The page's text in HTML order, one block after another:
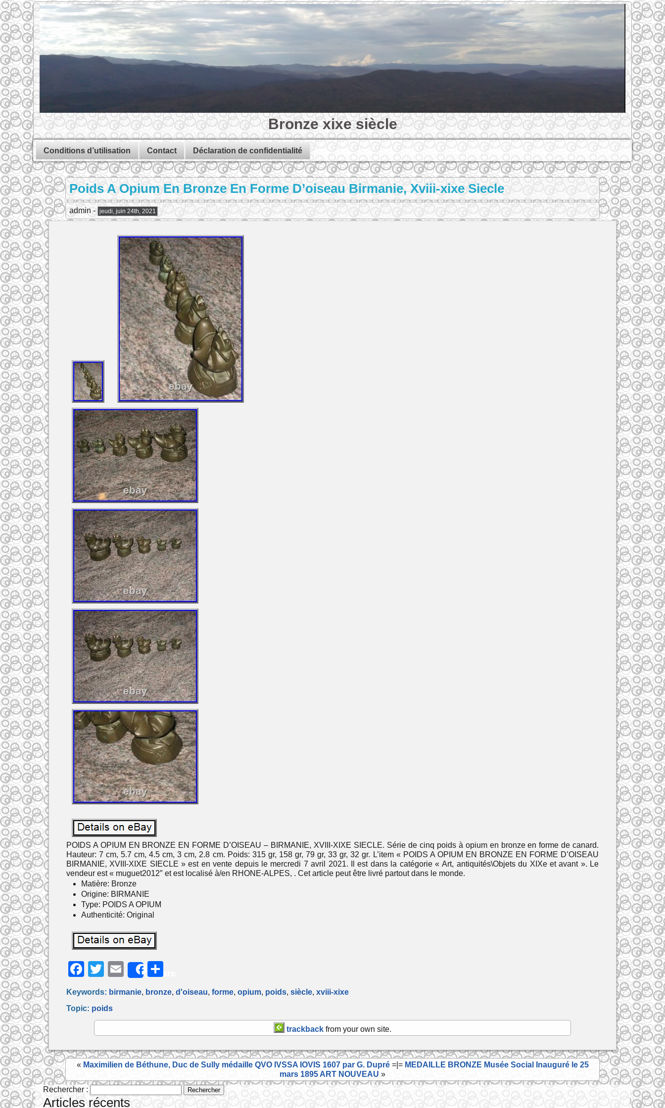
Bronze xixe siècle
Conditions d’utilisation Contact Déclaration de confidentialité
Poids A Opium En Bronze En Forme D’oiseau Birmanie, Xviii-xixe Siecle
admin - jeudi, juin 24th, 2021
POIDS A OPIUM EN BRONZE EN FORME D’OISEAU – BIRMANIE, XVIII-XIXE SIECLE. Série de cinq poids à opium en bronze en forme de canard.
Hauteur: 7 cm, 5.7 cm, 4.5 cm, 3 cm, 2.8 cm. Poids: 315 gr, 158 gr, 79 gr, 33 gr, 32 gr. L’item « POIDS A OPIUM EN BRONZE EN FORME D’OISEAU
BIRMANIE, XVIII-XIXE SIECLE » est en vente depuis le mercredi 7 avril 2021. Il est dans la catégorie « Art, antiquités\Objets du XIXe et avant ». Le
vendeur est « muguet2012″ et est localisé à/en RHONE-ALPES, . Cet article peut être livré partout dans le monde.
Matière: Bronze
Origine: BIRMANIE
Type: POIDS A OPIUM
Authenticité: Original
F
c
e
o
o
k
T
w
itt
er
E
m
ai
l
Share
ta
g
er
Keywords: birmanie, bronze, d'oiseau, forme, opium, poids, siècle, xviii-xixe
Topic: poids
trackback from your own site.
« Maximilien de Béthune, Duc de Sully médaille QVO IVSSA IOVIS 1607 par G. Dupré=|= MEDAILLE BRONZE Musée Social Inauguré le 25
mars 1895 ART NOUVEAU »
Rechercher :
Articles récents